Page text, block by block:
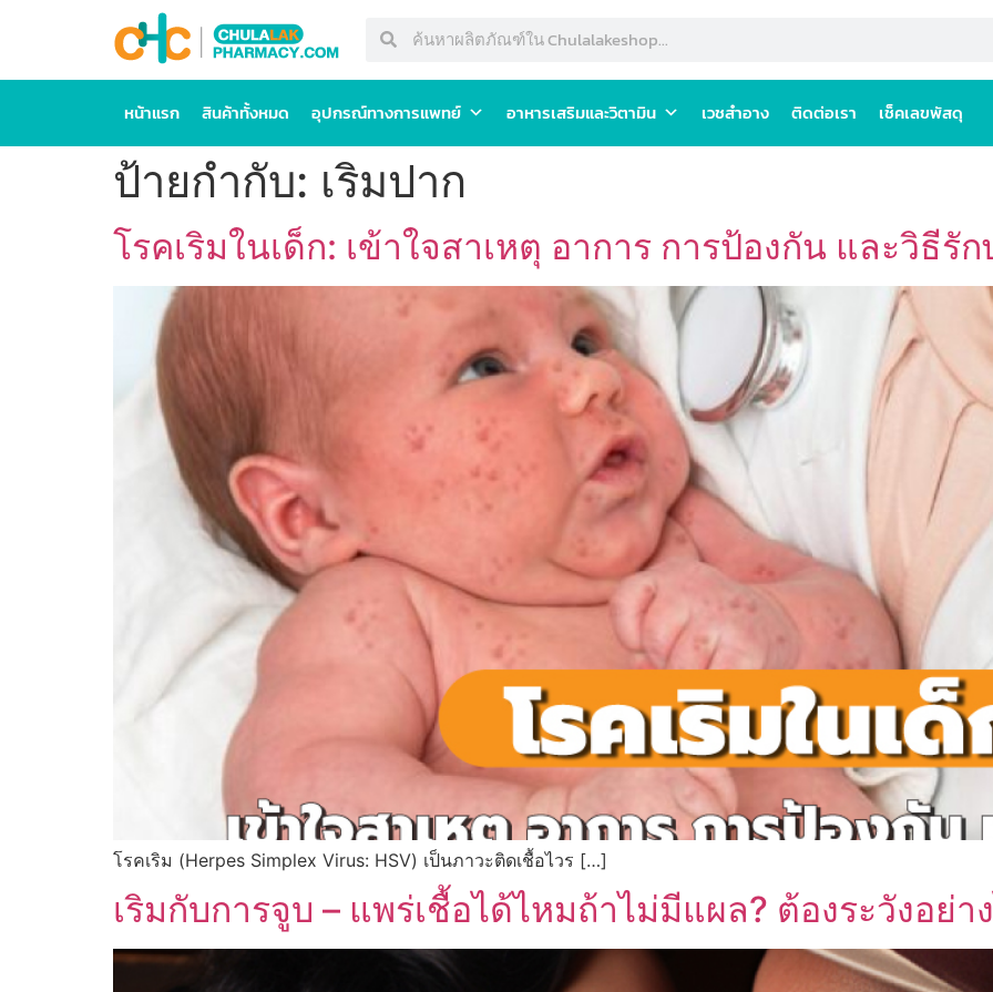
หน้าแรก สินค้าทั้งหมด อุปกรณ์ทางการแพทย์ อาหารเสริมและวิตามิน เวชสำอาง ติดต่อเรา เช็คเลขพัสดุ
ป้ายกำกับ: เริมปาก
โรคเริมในเด็ก: เข้าใจสาเหตุ อาการ การป้องกัน และวิธีรั
โรคเริม (Herpes Simplex Virus: HSV) เป็นภาวะติดเชื้อไวร […]
เริมกับการจูบ – แพร่เชื้อได้ไหมถ้าไม่มีแผล? ต้องระวังอย่า